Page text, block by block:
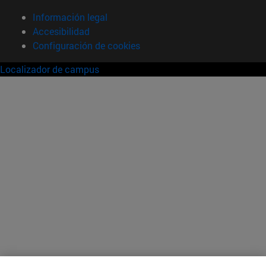
Información legal
Accesibilidad
Configuración de cookies
Localizador de campus